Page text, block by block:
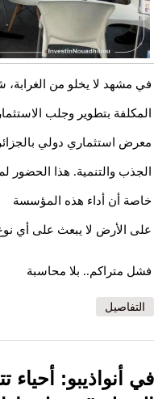
في مشهد لا يخلو من
المكلفة بتطوير وجلب
معرض استثماري دولي
الجذب والتنمية. هذا الحضور
خاصة أن أداء هذه المؤسسة
على الأرض لا يبعث على أي
فشل متراكم.. بلا محاسبة
التفاصيل
في أنواذيبو: